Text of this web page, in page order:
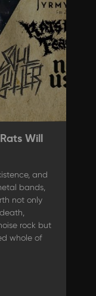
Will
and
bands,
not only
rock but
whole of